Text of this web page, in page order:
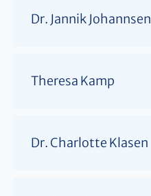
Dr. Jannik Johannsen
Theresa Kamp
Dr. Charlotte Klasen